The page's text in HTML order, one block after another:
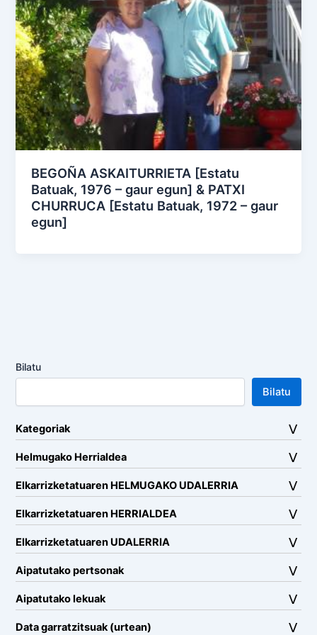
BEGOÑA ASKAITURRIETA [Estatu
Batuak, 1976 – gaur egun] & PATXI
CHURRUCA [Estatu Batuak, 1972 – gaur
egun]
Bilatu
Bilatu
Kategoriak
Helmugako Herrialdea
Elkarrizketatuaren HELMUGAKO UDALERRIA
Elkarrizketatuaren HERRIALDEA
Elkarrizketatuaren UDALERRIA
Aipatutako pertsonak
Aipatutako lekuak
Data garratzitsuak (urtean)